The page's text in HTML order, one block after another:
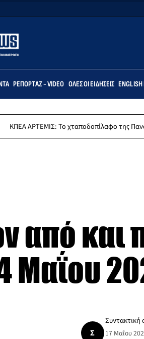
ΡΕΠΟΡΤΆΖ - VIDEO ΌΛΕΣ ΟΙ ΕΙΔΉΣΕΙΣ
Το χταποδοπίλαφο της Παναγίας -
από και
Μαΐου
Σ 17 Μαΐου